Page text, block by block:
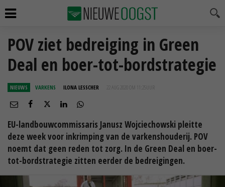
POV ziet bedreiging in Green
Deal en boer-tot-bordstrategie
NIEUWS VARKENS ILONA LESSCHER 22 AUG 2020 OM 11:25
EU-landbouwcommissaris Janusz Wojciechowski pleitte
deze week voor inkrimping van de varkenshouderij. POV
noemt dat geen reden tot zorg. In de Green Deal en boer-
tot-bordstrategie zitten eerder de bedreigingen.